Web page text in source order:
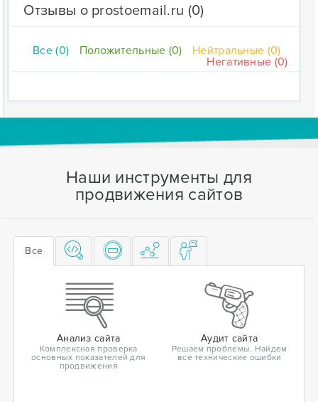
Отзывы о prostoemail.ru (0)
Все (0) Положительные (0)
Нейтральные (0)
Негативные (0)
Наши инструменты для
продвижения сайтов
Все
Анализ сайта
Комплексная проверка
основных показателей для
продвижения
Аудит сайта
Решаем проблемы. Найдем
все технические ошибки